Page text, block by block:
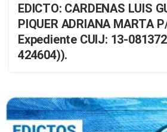
EDICTO: CARDENAS LUIS
PIQUER ADRIANA MARTA
Expediente CUIJ: 13-
424604)).